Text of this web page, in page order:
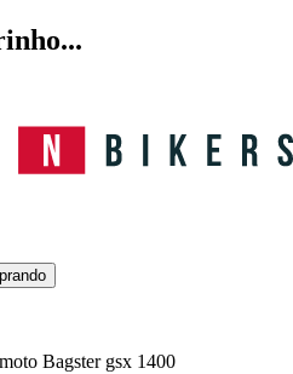
Bagster gsx 1400